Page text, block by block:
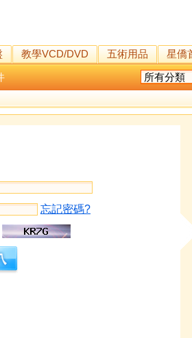
教學VCD/DVD 五術用品
星僑
忘記密碼?